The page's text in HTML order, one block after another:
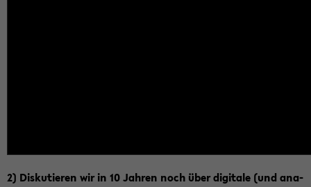
2) Dis­ku­tie­ren wir in 10 Jah­ren noch über di­gi­ta­le (und ana­